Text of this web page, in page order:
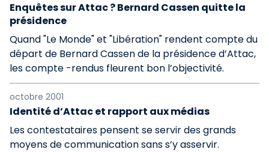
Enquêtes sur Attac ? Bernard Cassen quitte la
présidence
Quand "Le Monde" et "Libération" rendent compte du
départ de Bernard Cassen de la présidence d’Attac,
les compte -rendus fleurent bon l’objectivité.
octobre 2001
Identité d’Attac et rapport aux médias
Les contestataires pensent se servir des grands
moyens de communication sans s’y asservir.